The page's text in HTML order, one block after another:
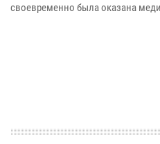
своевременно была оказана